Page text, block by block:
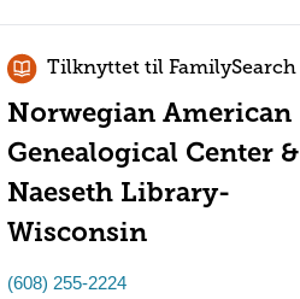
Tilknyttet til FamilySearch
Norwegian American
Genealogical Center &
Naeseth Library-
Wisconsin
(608) 255-2224